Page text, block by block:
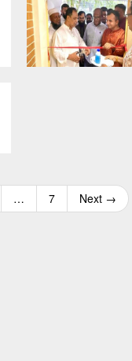
… 7 Next →